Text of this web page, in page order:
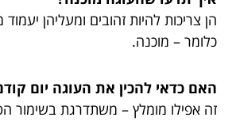
הן צריכות להיות זהובים ומעליהן
כלומר – מוכנה.
האם כדאי להכין את העוגה יום
זה אפילו מומלץ – משתדרגת בשימור